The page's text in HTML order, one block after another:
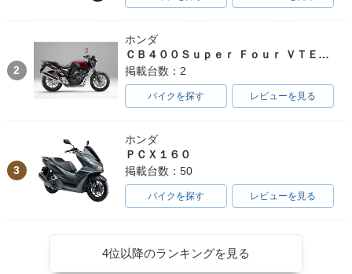
2
ホンダ
ＣＢ４００Ｓｕｐｅｒ Ｆｏｕｒ ＶＴＥＣ ＳＰＥＣ３
掲載台数：2
バイクを探す レビューを見る
3
ホンダ
ＰＣＸ１６０
掲載台数：50
バイクを探す レビューを見る
4位以降のランキングを見る